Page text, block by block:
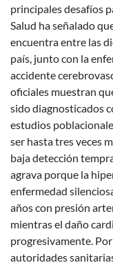
principales desafíos
Salud ha señalado
encuentra entre las
país, junto con la
accidente
oficiales muestran
sido diagnosticados
estudios
ser hasta tres veces
baja detección
agrava porque la
enfermedad
años con presión
mientras el daño
progresivamente.
autoridades